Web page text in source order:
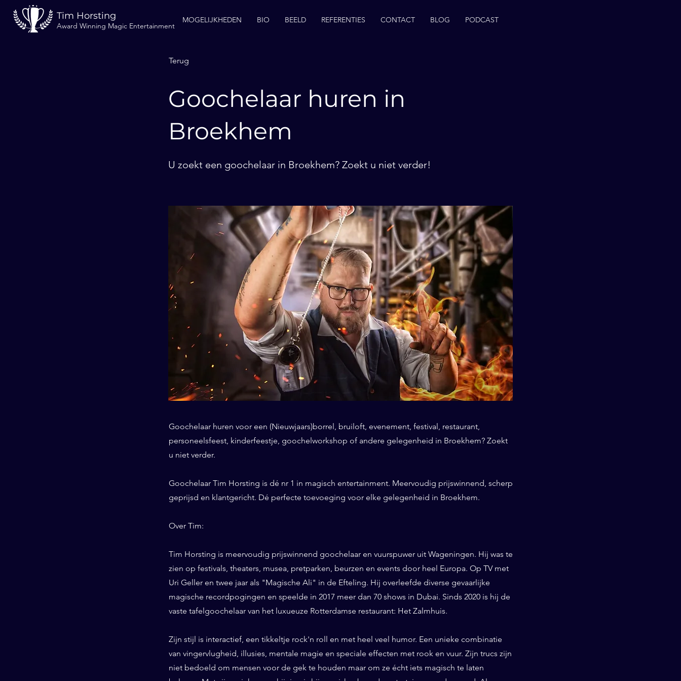
Tim Horsting
Award Winning Magic Entertainment
MOGELIJKHEDEN BIO BEELD REFERENTIES CONTACT BLOG PODCAST
Terug
Goochelaar huren in
Broekhem
U zoekt een goochelaar in Broekhem? Zoekt u niet verder!
Goochelaar huren voor een (Nieuwjaars)borrel, bruiloft, evenement, festival, restaurant,
personeelsfeest, kinderfeestje, goochelworkshop of andere gelegenheid in Broekhem? Zoekt
u niet verder.
Goochelaar Tim Horsting is dé nr 1 in magisch entertainment. Meervoudig prijswinnend, scherp
geprijsd en klantgericht. Dé perfecte toevoeging voor elke gelegenheid in Broekhem.
Over Tim:
Tim Horsting is meervoudig prijswinnend goochelaar en vuurspuwer uit Wageningen. Hij was te
zien op festivals, theaters, musea, pretparken, beurzen en events door heel Europa. Op TV met
Uri Geller en twee jaar als "Magische Ali" in de Efteling. Hij overleefde diverse gevaarlijke
magische recordpogingen en speelde in 2017 meer dan 70 shows in Dubai. Sinds 2020 is hij de
vaste tafelgoochelaar van het luxueuze Rotterdamse restaurant: Het Zalmhuis.
Zijn stijl is interactief, een tikkeltje rock'n roll en met heel veel humor. Een unieke combinatie
van vingervlugheid, illusies, mentale magie en speciale effecten met rook en vuur. Zijn trucs zijn
niet bedoeld om mensen voor de gek te houden maar om ze écht iets magisch te laten